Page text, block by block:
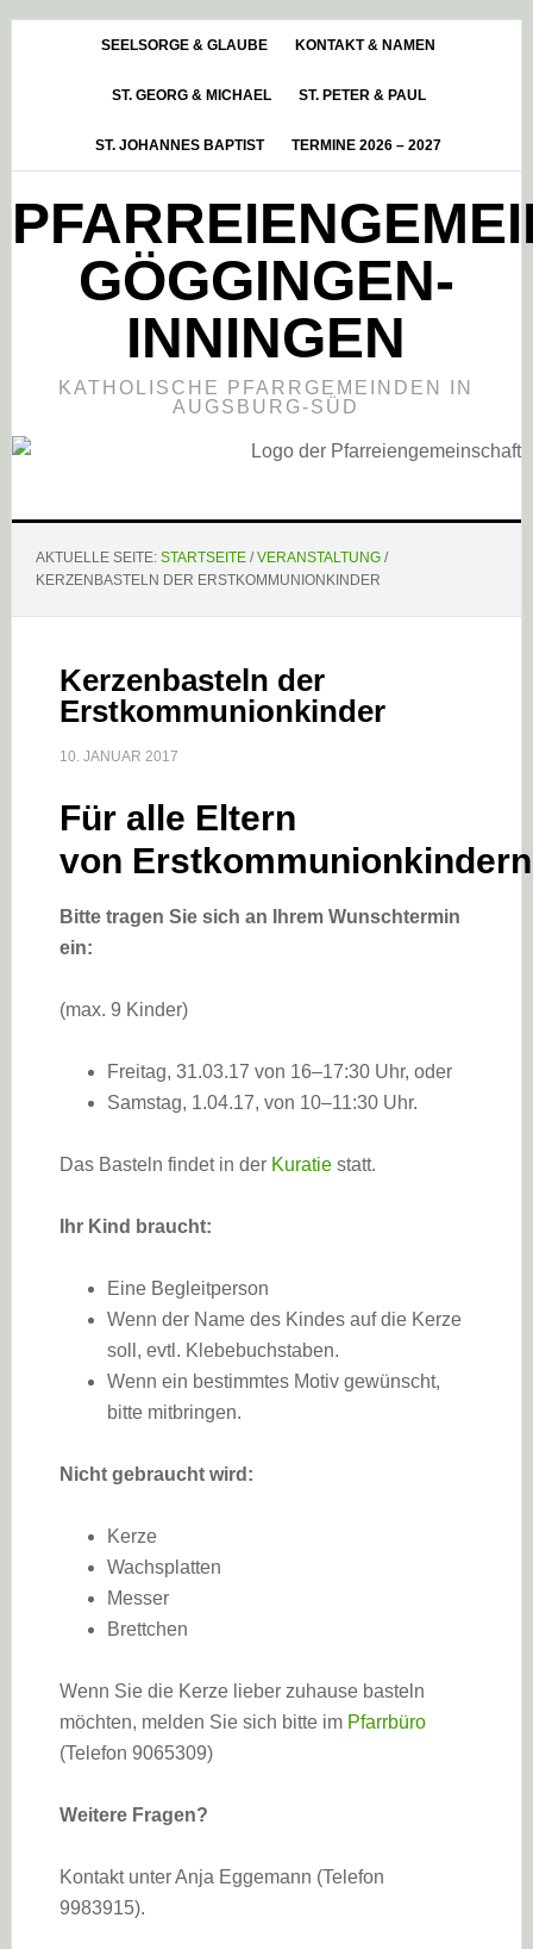
HauptsidebarSEELSORGE & GLAUBE KONTAKT & NAMEN
ST. GEORG & MICHAEL ST. PETER & PAUL
ST. JOHANNES BAPTIST TERMINE 2026 – 2027
GÖGGINGEN-
INNINGEN
KATHOLISCHE PFARRGEMEINDEN IN
AUGSBURG-SÜD
AKTUELLE SEITE: STARTSEITE / VERANSTALTUNG /
KERZENBASTELN DER ERSTKOMMUNIONKINDER
Kerzenbasteln der
Erstkommunionkinder
10. JANUAR 2017
Für alle Eltern
von Erstkommunionkindern
Bitte tragen Sie sich an Ihrem Wunschtermin
ein:
(max. 9 Kinder)
Freitag, 31.03.17 von 16–17:30 Uhr, oder
Samstag, 1.04.17, von 10–11:30 Uhr.
Das Basteln findet in der Kuratiestatt.
Ihr Kind braucht:
Eine Begleitperson
Wenn der Name des Kindes auf die Kerze
soll, evtl. Klebebuchstaben.
Wenn ein bestimmtes Motiv gewünscht,
bitte mitbringen.
Nicht gebraucht wird:
Kerze
Wachsplatten
Messer
Brettchen
Wenn Sie die Kerze lieber zuhause basteln
möchten, melden Sie sich bitte im Pfarrbüro
(Telefon 9065309)
Weitere Fragen?
Kontakt unter Anja Eggemann (Telefon
9983915).